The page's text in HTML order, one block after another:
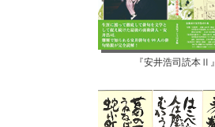
『安井浩司読本Ⅱ』